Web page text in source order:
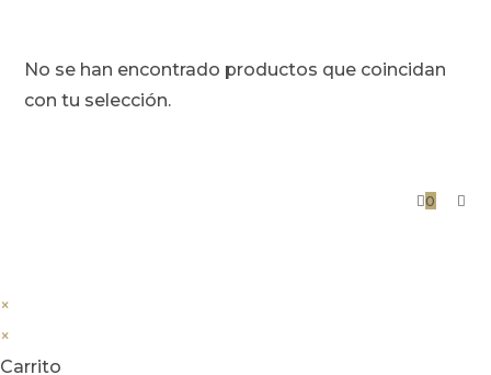
No se han encontrado productos que coincidan
con tu selección.
0
×
×
Carrito